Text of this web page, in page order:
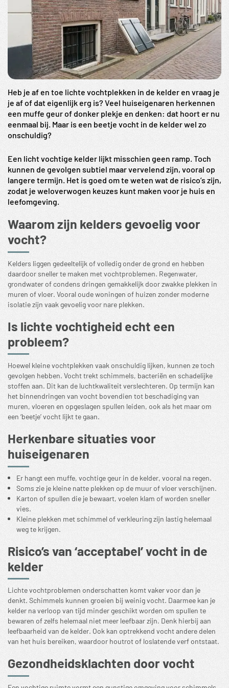
Heb je af en toe lichte vochtplekken in de kelder en vraag je
je af of dat eigenlijk erg is? Veel huiseigenaren herkennen
een muffe geur of donker plekje en denken: dat hoort er nu
eenmaal bij. Maar is een beetje vocht in de kelder wel zo
onschuldig?
Een licht vochtige kelder lijkt misschien geen ramp. Toch
kunnen de gevolgen subtiel maar vervelend zijn, vooral op
langere termijn. Het is goed om te weten wat de risico’s zijn,
zodat je weloverwogen keuzes kunt maken voor je huis en
leefomgeving.
Waarom zijn kelders gevoelig voor
vocht?
Kelders liggen gedeeltelijk of volledig onder de grond en hebben
daardoor sneller te maken met vochtproblemen. Regenwater,
grondwater of condens dringen gemakkelijk door zwakke plekken in
muren of vloer. Vooral oude woningen of huizen zonder moderne
isolatie zijn vaak gevoelig voor nare plekken.
Is lichte vochtigheid echt een
probleem?
Hoewel kleine vochtplekken vaak onschuldig lijken, kunnen ze toch
gevolgen hebben. Vocht trekt schimmels, bacteriën en schadelijke
stoffen aan. Dit kan de luchtkwaliteit verslechteren. Op termijn kan
het binnendringen van vocht bovendien tot beschadiging van
muren, vloeren en opgeslagen spullen leiden, ook als het maar om
een ‘beetje’ vocht lijkt te gaan.
Herkenbare situaties voor
huiseigenaren
Er hangt een muffe, vochtige geur in de kelder, vooral na regen.
Soms zie je kleine natte plekken op de muur of vloer verschijnen.
Karton of spullen die je bewaart, voelen klam of worden sneller
vies.
Kleine plekken met schimmel of verkleuring zijn lastig helemaal
weg te krijgen.
Risico’s van ‘acceptabel’ vocht in de
kelder
Lichte vochtproblemen onderschatten komt vaker voor dan je
denkt. Schimmels kunnen groeien bij weinig vocht. Daarmee kan je
kelder na verloop van tijd minder geschikt worden om spullen te
bewaren of zelfs helemaal niet meer leefbaar zijn. Denk hierbij aan
leefbaarheid van de kelder. Ook kan optrekkend vocht andere delen
van het huis bereiken, waardoor houtrot of loslatende verf ontstaat.
Gezondheidsklachten door vocht